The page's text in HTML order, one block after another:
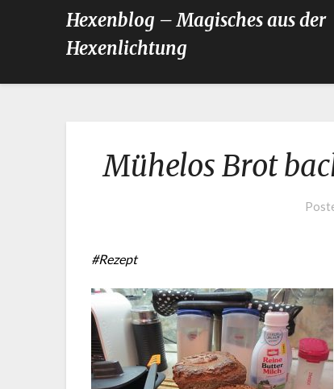
Hexenblog – Magisches aus der
Hexenlichtung
Mühelos Brot
#Rezept